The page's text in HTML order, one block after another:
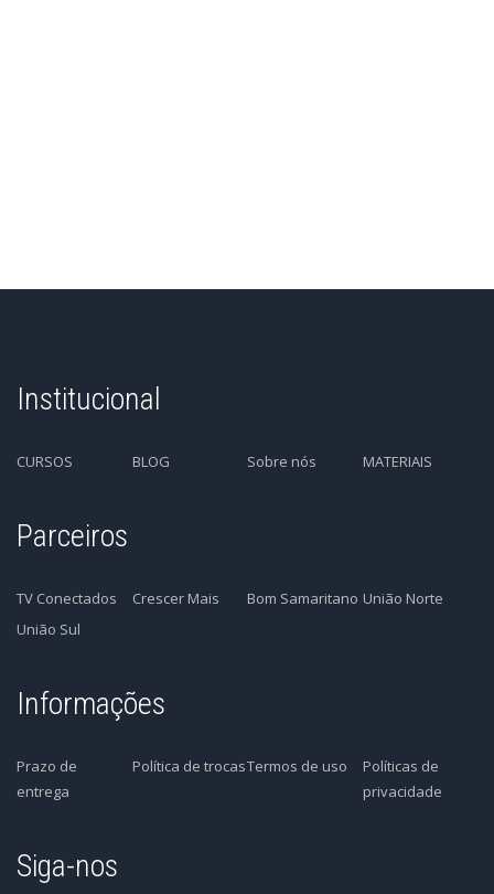
Institucional
CURSOS BLOG Sobre nós MATERIAIS
Parceiros
TV Conectados Crescer Mais Bom Samaritano União Norte
União Sul
Informações
Prazo de
entrega
Política de trocasTermos de uso
Políticas de
privacidade
Siga-nos